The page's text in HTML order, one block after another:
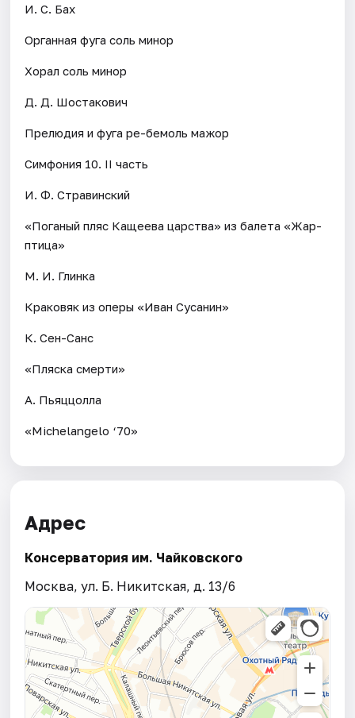
И. С. Бах
Органная фуга соль минор
Хорал соль минор
Д. Д. Шостакович
Прелюдия и фуга ре-бемоль мажор
Симфония 10. II часть
И. Ф. Стравинский
«Поганый пляс Кащеева царства» из балета «Жар-
птица»
М. И. Глинка
Краковяк из оперы «Иван Сусанин»
К. Сен-Санс
«Пляска смерти»
А. Пьяццолла
«Michelangelo ‘70»
Адрес
Консерватория им. Чайковского
Москва, ул. Б. Никитская, д. 13/6